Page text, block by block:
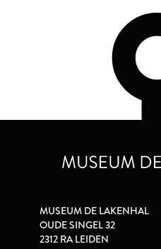
MUSEUM DE LAKENHAL
OUDE SINGEL 32
2312 RA LEIDEN